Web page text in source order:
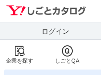
ログイン
企業を探す しごとQA